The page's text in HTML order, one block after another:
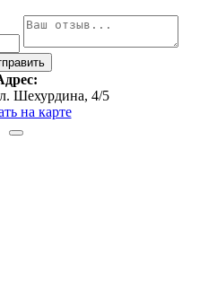
Шехурдина, 4/5
на карте